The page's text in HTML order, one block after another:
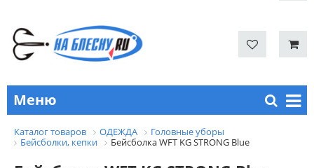
Меню
Каталог товаров ОДЕЖДА
Головные уборы
Бейсболки, кепки
Бейсболка WFT KG STRONG Blue